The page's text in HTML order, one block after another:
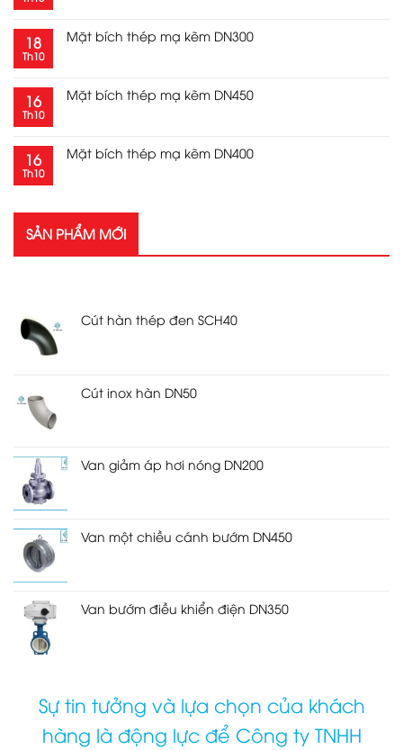
Sự tin tưởng và lựa chọn của khách
hàng là động lực để Công ty TNHH
18
Th10
Mặt bích thép mạ kẽm DN300
16
Th10
Mặt bích thép mạ kẽm DN450
16
Th10
Mặt bích thép mạ kẽm DN400
SẢN PHẨM MỚI
Cút hàn thép đen SCH40
Cút inox hàn DN50
Van giảm áp hơi nóng DN200
Van một chiều cánh bướm DN450
Van bướm điều khiển điện DN350